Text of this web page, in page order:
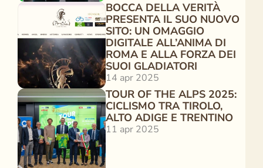
BOCCA DELLA VERITÀ
PRESENTA IL SUO NUOVO
SITO: UN OMAGGIO
DIGITALE ALL’ANIMA DI
ROMA E ALLA FORZA DEI
SUOI GLADIATORI
14 apr 2025
TOUR OF THE ALPS 2025:
CICLISMO TRA TIROLO,
ALTO ADIGE E TRENTINO
11 apr 2025